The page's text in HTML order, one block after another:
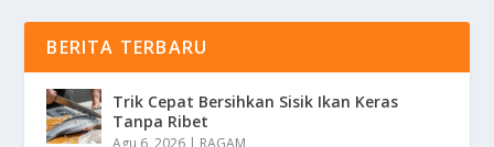
BERITA TERBARU
Trik Cepat Bersihkan Sisik Ikan Keras
Tanpa Ribet
Agu 6, 2026 | RAGAM